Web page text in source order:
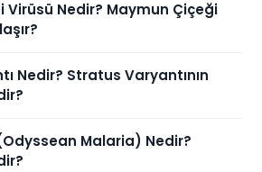
Virüsü Nedir? Maymun Çiçeği
Nedir? Stratus Varyantının
Malaria) Nedir?